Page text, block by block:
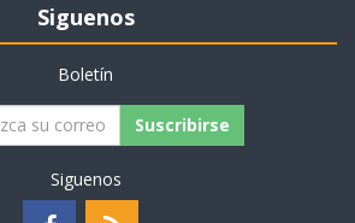
Siguenos
Boletín
Suscribirse
Siguenos